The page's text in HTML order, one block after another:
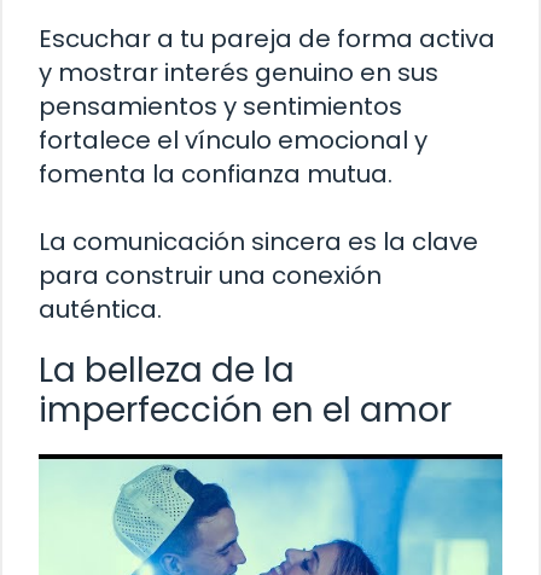
Escuchar a tu pareja de forma activa
y mostrar interés genuino en sus
pensamientos y sentimientos
fortalece el vínculo emocional y
fomenta la confianza mutua.
La comunicación sincera es la clave
para construir una conexión
auténtica.
La belleza de la
imperfección en el amor